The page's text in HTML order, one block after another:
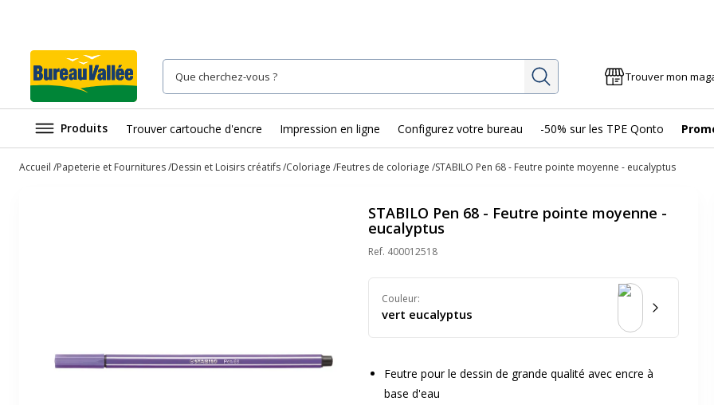
Rechercher Trouver mon
Produits Trouver cartouche d'encre Impression en ligne Configurez votre bureau -50% sur les TPE Qonto
Accueil Papeterie et Fournitures Dessin et Loisirs créatifs Coloriage Feutres de coloriage STABILO Pen 68 - Feutre pointe moyenne - eucalyptus
STABILO Pen 68 - Feutre pointe moyenne -
eucalyptus
Ref. 400012518
Couleur:
vert eucalyptus
Feutre pour le dessin de grande qualité avec encre à
base d'eau